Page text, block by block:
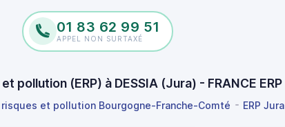
01 83 62 99 51
APPEL NON SURTAXÉ
pollution (ERP) à DESSIA (Jura) - FRANCE ERP
et pollution Bourgogne-Franche-Comté ERP Jura